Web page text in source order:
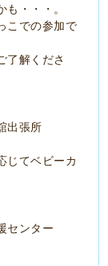
・・・。
こでの参加で
了解くださ
出張所
じてベビーカ
センター